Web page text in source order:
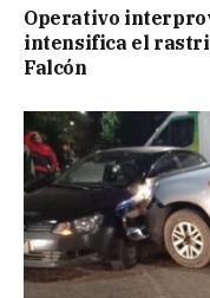
Operativo
intensifica el
Falcón